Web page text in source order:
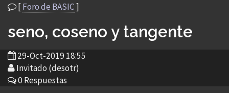
[Foro de BASIC]
seno, coseno y tangente
29-Oct-2019 18:55
Invitado (desotr)
0 Respuestas